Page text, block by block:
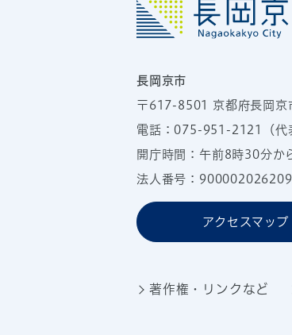
長岡京市
〒617-8501 京都府長岡
電話：075-951-2121 （代
開庁時間：午前8時30分
法人番号：
アクセスマップ
著作権・リンクなど